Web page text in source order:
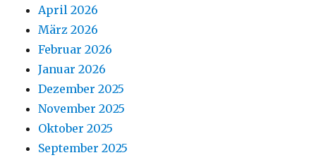
April 2026
März 2026
Februar 2026
Januar 2026
Dezember 2025
November 2025
Oktober 2025
September 2025